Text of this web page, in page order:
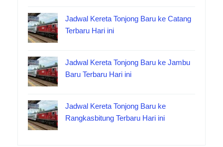
Jadwal Kereta Tonjong Baru ke Catang
Terbaru Hari ini
Jadwal Kereta Tonjong Baru ke Jambu
Baru Terbaru Hari ini
Jadwal Kereta Tonjong Baru ke
Rangkasbitung Terbaru Hari ini